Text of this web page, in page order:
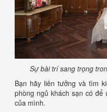
Sự bài trí sang trọng
Bạn hãy liên tưởng và tìm
phòng ngủ khách sạn có
của mình.